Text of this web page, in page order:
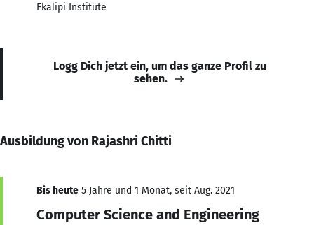
Ekalipi Institute
Logg Dich jetzt ein, um das ganze Profil zu
sehen.
Ausbildung von Rajashri Chitti
Bis heute 5 Jahre und 1 Monat, seit Aug. 2021
Computer Science and Engineering